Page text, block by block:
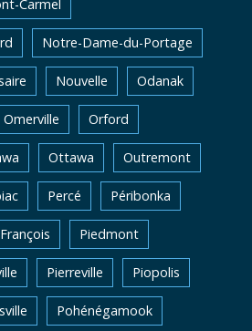
Carmel
Notre-Dame-du-Portage
Nouvelle Odanak
Omerville Orford
Ottawa Outremont
Percé Péribonka
Piedmont
Pierreville Piopolis
Pohénégamook